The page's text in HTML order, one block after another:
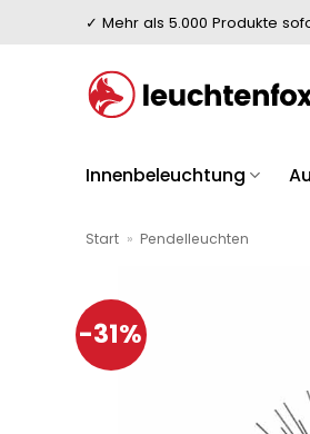
✓ Mehr als 5.000 Produkte
Innenbeleuchtung
Start » Pendelleuchten
-31%